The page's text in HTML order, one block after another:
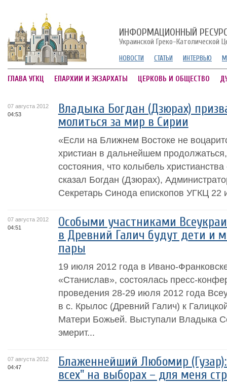
ИНФОРМАЦИОННЫЙ
Украинской Греко-Католической
НОВОСТИ СТАТЬИ ИНТЕРВЬЮ
ГЛАВА УГКЦ ЕПАРХИИ И ЭКЗАРХАТЫ ЦЕРКОВЬ И ОБЩЕСТВО
07 августа 2012
04:53
Владыка Богдан (Дзюрах)
молиться за мир в Сирии
«Если на Ближнем Востоке не
христиан в дальнейшем
состояния, что колыбель
сказал Богдан (Дзюрах),
Секретарь Синода епископов УГКЦ 22
07 августа 2012
04:51
Особыми участниками
в Древний Галич будут дети и
пары
19 июля 2012 года в Ивано-
«Станислав», состоялась пресс-
проведения 28-29 июля 2012 года
в с. Крылос (Древний Галич) к
Матери Божьей. Выступали Владыка
эмерит...
07 августа 2012
04:47
Блаженнейший Любомир
всех" на выборах – для меня